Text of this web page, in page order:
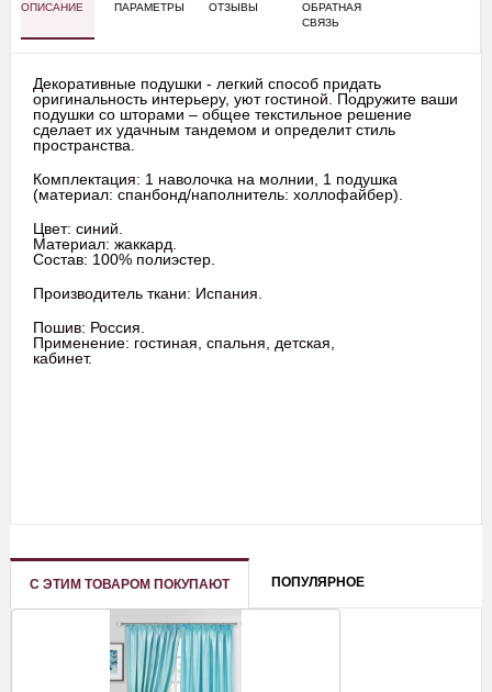
ОПИСАНИЕ ПАРАМЕТРЫ ОТЗЫВЫ
ОБРАТНАЯ
СВЯЗЬ
Декоративные подушки - легкий способ придать
оригинальность интерьеру, уют гостиной. Подружите ваши
подушки со шторами – общее текстильное решение
сделает их удачным тандемом и определит стиль
пространства.
Комплектация: 1 наволочка на молнии, 1 подушка
(материал: спанбонд/наполнитель: холлофайбер).
Цвет: синий.
Материал: жаккард.
Состав: 100% полиэстер.
Производитель ткани: Испания.
Пошив: Россия.
Применение: гостиная, спальня, детская,
кабинет.
С ЭТИМ ТОВАРОМ ПОКУПАЮТ ПОПУЛЯРНОЕ